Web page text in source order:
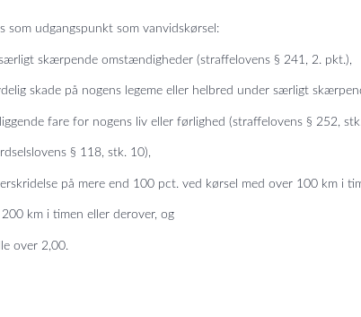
som udgangspunkt som vanvidskørsel:
skærpende omstændigheder (straffelovens § 241, 2. pkt.),
skade på nogens legeme eller helbred under særligt
fare for nogens liv eller førlighed (straffelovens § 252, stk.
§ 118, stk. 10),
på mere end 100 pct. ved kørsel med over 100 km i
km i timen eller derover, og
over 2,00.